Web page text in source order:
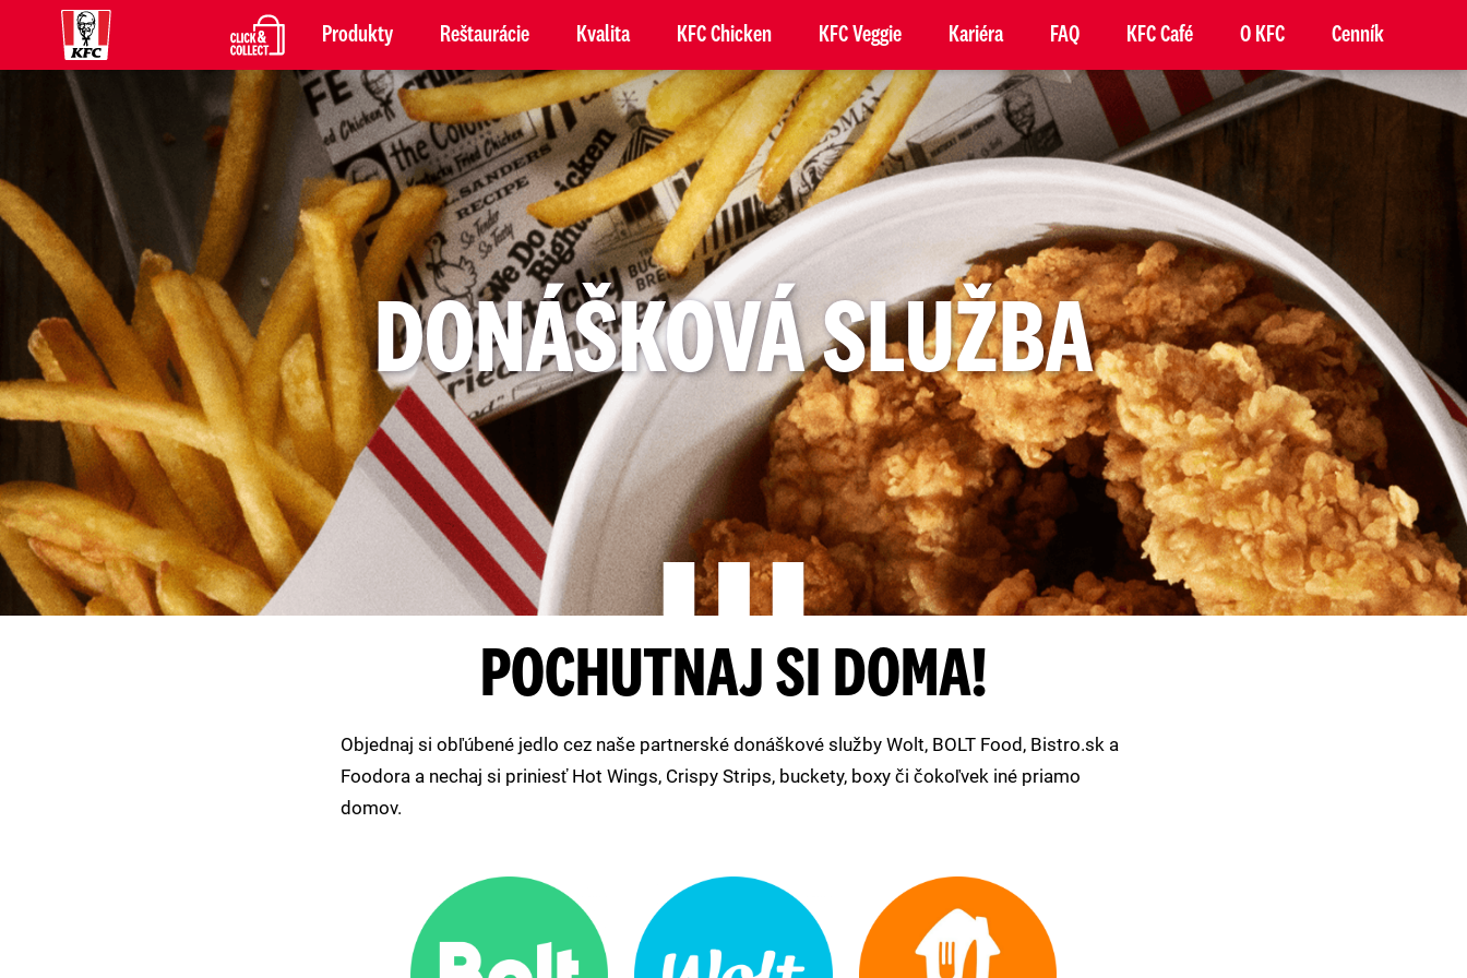
Produkty Reštaurácie Kvalita KFC Chicken KFC Veggie Kariéra FAQ KFC Café O KFC Cenník
DONÁŠKOVÁ SLUŽBA
POCHUTNAJ SI DOMA!
Objednaj si obľúbené jedlo cez naše partnerské donáškové služby Wolt, BOLT Food, Bistro.sk a
Foodora a nechaj si priniesť Hot Wings, Crispy Strips, buckety, boxy či čokoľvek iné priamo
domov.